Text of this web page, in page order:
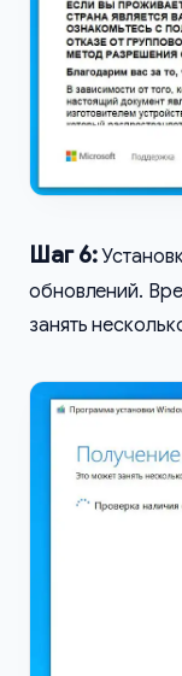
Шаг 6:
обновлений.
занять